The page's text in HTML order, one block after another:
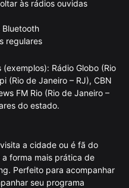
às rádios ouvidas
Bluetooth
regulares
Rádio Globo (Rio
(Rio de Janeiro – RJ), CBN
FM Rio (Rio de Janeiro –
do estado.
a cidade ou é fã do
forma mais prática de
Perfeito para acompanhar
seu programa